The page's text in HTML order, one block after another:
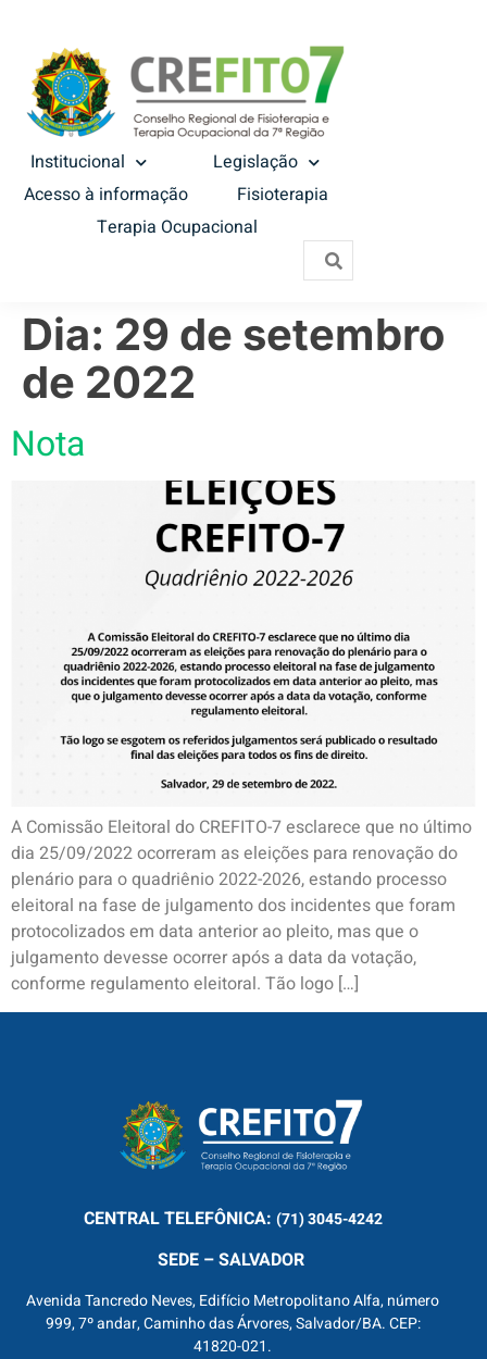
Institucional
Legislação
Acesso à informação
Fisioterapia
Terapia Ocupacional
Dia: 29 de setembro
de 2022
Nota
A Comissão Eleitoral do CREFITO-7 esclarece que no último
dia 25/09/2022 ocorreram as eleições para renovação do
plenário para o quadriênio 2022-2026, estando processo
eleitoral na fase de julgamento dos incidentes que foram
protocolizados em data anterior ao pleito, mas que o
julgamento devesse ocorrer após a data da votação,
conforme regulamento eleitoral. Tão logo […]
CENTRALTELEFÔNICA: (71) 3045-4242
SEDE – SALVADOR
Avenida Tancredo Neves, Edifício Metropolitano Alfa, número
999, 7º andar, Caminho das Árvores, Salvador/BA. CEP:
41820-021.